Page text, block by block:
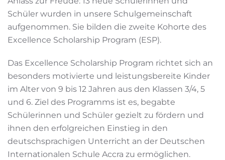
Schüler wurden in unsere Schulgemeinschaft
aufgenommen. Sie bilden die zweite Kohorte des
Excellence Scholarship Program (ESP).
Das Excellence Scholarship Program richtet sich an
besonders motivierte und leistungsbereite Kinder
im Alter von 9 bis 12 Jahren aus den Klassen 3/4, 5
und 6. Ziel des Programms ist es, begabte
Schülerinnen und Schüler gezielt zu fördern und
ihnen den erfolgreichen Einstieg in den
deutschsprachigen Unterricht an der Deutschen
Internationalen Schule Accra zu ermöglichen.